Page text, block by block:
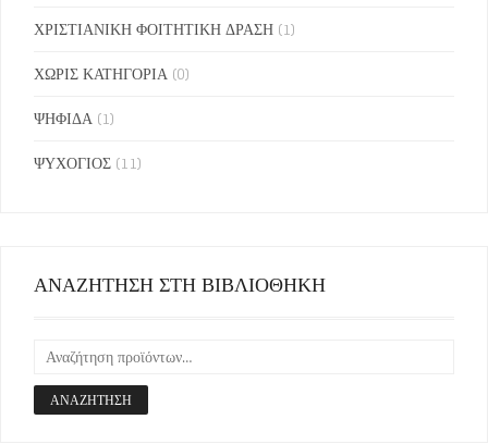
ΧΡΙΣΤΙΑΝΙΚΗ ΦΟΙΤΗΤΙΚΗ ΔΡΑΣΗ (1)
ΧΩΡΙΣ ΚΑΤΗΓΟΡΙΑ (0)
ΨΗΦΙΔΑ (1)
ΨΥΧΟΓΙΟΣ (11)
ΑΝΑΖΗΤΗΣΗ ΣΤΗ ΒΙΒΛΙΟΘΗΚΗ
ΑΝΑΖΉΤΗΣΗ